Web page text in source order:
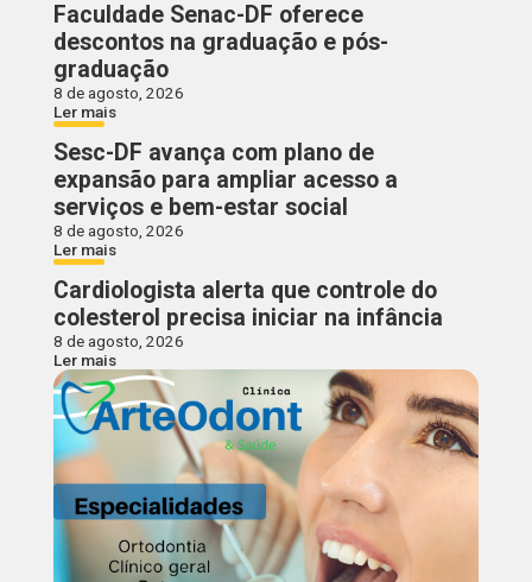
Faculdade Senac-DF oferece
descontos na graduação e pós-
graduação
8 de agosto, 2026
Ler mais
Sesc-DF avança com plano de
expansão para ampliar acesso a
serviços e bem-estar social
8 de agosto, 2026
Ler mais
Cardiologista alerta que controle do
colesterol precisa iniciar na infância
8 de agosto, 2026
Ler mais